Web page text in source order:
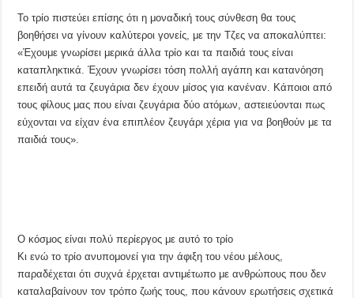
Το τρίο πιστεύει επίσης ότι η μοναδική τους σύνθεση θα τους
βοηθήσει να γίνουν καλύτεροι γονείς, με την Τζες να αποκαλύπτει:
«Έχουμε γνωρίσει μερικά άλλα τρίο και τα παιδιά τους είναι
καταπληκτικά. Έχουν γνωρίσει τόση πολλή αγάπη και κατανόηση
επειδή αυτά τα ζευγάρια δεν έχουν μίσος για κανέναν. Κάποιοι από
τους φίλους μας που είναι ζευγάρια δύο ατόμων, αστειεύονται πως
εύχονται να είχαν ένα επιπλέον ζευγάρι χέρια για να βοηθούν με τα
παιδιά τους».
Ο κόσμος είναι πολύ περίεργος με αυτό το τρίο
Κι ενώ το τρίο ανυπομονεί για την άφιξη του νέου μέλους,
παραδέχεται ότι συχνά έρχεται αντιμέτωπο με ανθρώπους που δεν
καταλαβαίνουν τον τρόπο ζωής τους, που κάνουν ερωτήσεις σχετικά